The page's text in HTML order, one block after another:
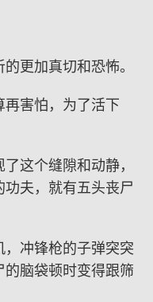
更加真切和恐怖。
害怕，为了活下
这个缝隙和动静，
夫，就有五头丧尸
，冲锋枪的子弹突突
脑袋顿时变得跟筛